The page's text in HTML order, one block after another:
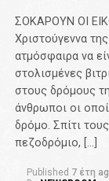
ΣΟΚΑΡΟΥΝ ΟΙ
Χριστούγεννα
ατμόσφαιρα να
στολισμένες
στους δρόμους
άνθρωποι οι
δρόμο. Σπίτι
πεζοδρόμιο, […]
Published 7 έτη